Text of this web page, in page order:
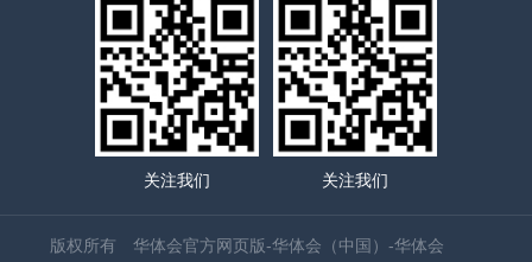
关注我们 关注我们
版权所有 华体会官方网页版-华体会（中国）-华体会